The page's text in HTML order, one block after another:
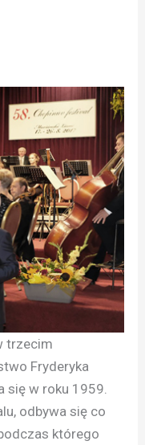
trzecim
Fryderyka
się w roku 1959.
odbywa się co
którego